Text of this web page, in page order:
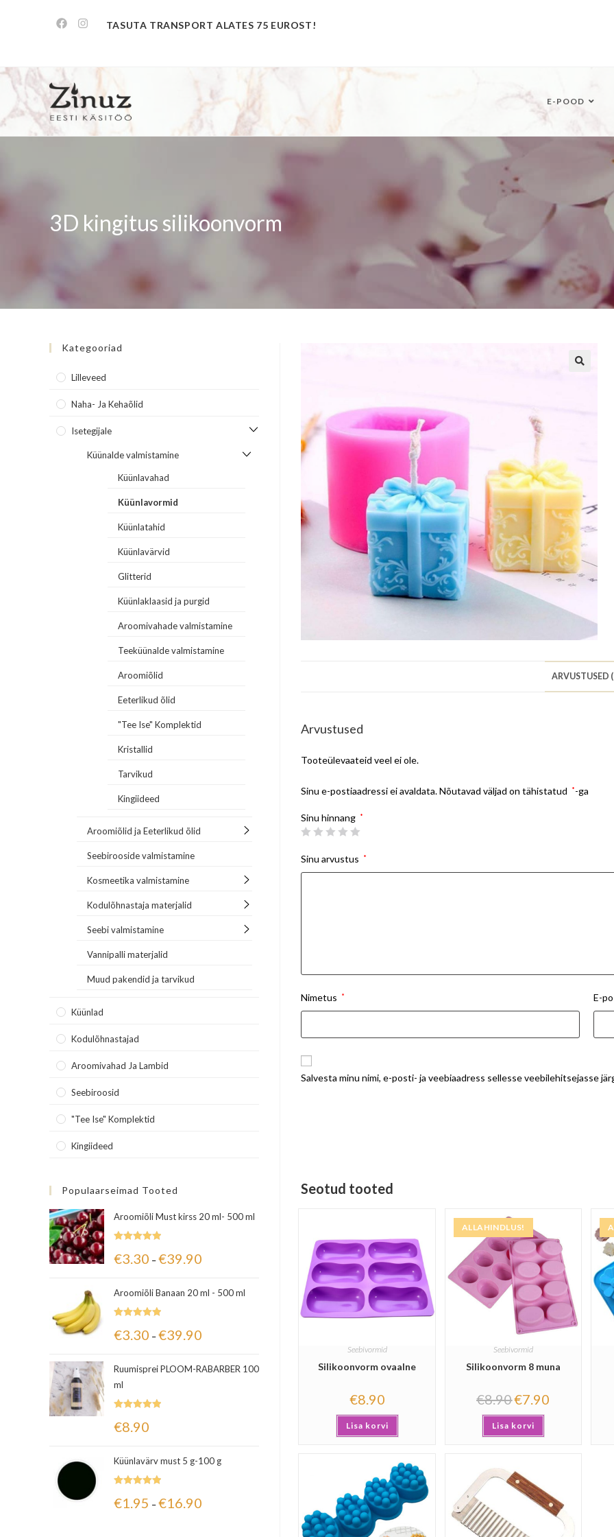
TASUTA TRANSPORT ALATES 75 EUROST!
E-POOD
3D kingitus silikoonvorm
ARVUSTUSED
Arvustused
Tooteülevaateid veel ei ole.
Sinu e-postiaadressi ei avaldata.Nõutavad väljad on tähistatud *-ga
Sinu hinnang *
Sinu arvustus *
Nimetus * E-
Salvesta minu nimi, e-posti- ja veebiaadress sellesse veebilehitsejasse
Seotud tooted
Seebivormid
Silikoonvorm ovaalne
€8.90
Lisa korvi
ALLAHINDLUS!
Seebivormid
Silikoonvorm 8 muna
€8.90€7.90
Lisa korvi
Kategooriad
Lilleveed
Naha- Ja Kehaõlid
Isetegijale
Küünalde valmistamine
Küünlavahad
Küünlavormid
Küünlatahid
Küünlavärvid
Glitterid
Küünlaklaasid ja purgid
Aroomivahade valmistamine
Teeküünalde valmistamine
Aroomiõlid
Eeterlikud õlid
"Tee Ise" Komplektid
Kristallid
Tarvikud
Kingiideed
Aroomiõlid ja Eeterlikud õlid
Seebirooside valmistamine
Kosmeetika valmistamine
Kodulõhnastaja materjalid
Seebi valmistamine
Vannipalli materjalid
Muud pakendid ja tarvikud
Küünlad
Kodulõhnastajad
Aroomivahad Ja Lambid
Seebiroosid
"Tee Ise" Komplektid
Kingiideed
Populaarseimad Tooted
Aroomiõli Must kirss 20 ml- 500 ml
5.00/ 5
€3.30 –€39.90
Aroomiõli Banaan 20 ml - 500 ml
5.00/ 5
€3.30 –€39.90
Ruumisprei PLOOM-RABARBER 100
ml
5.00/ 5
€8.90
Küünlavärv must 5 g-100 g
5.00/ 5
€1.95 –€16.90